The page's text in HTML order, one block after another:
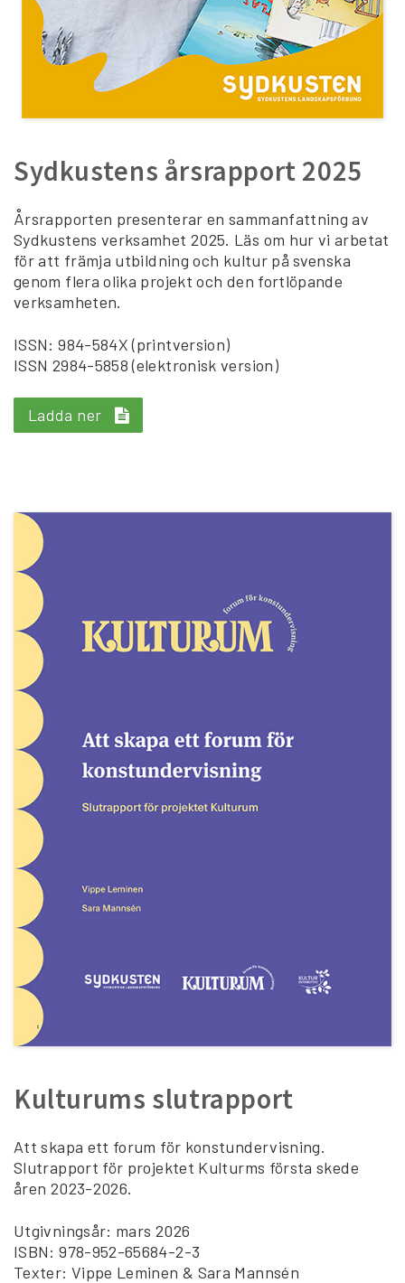
Sydkustens årsrapport 2025
Årsrapporten presenterar en sammanfattning av
Sydkustens verksamhet 2025. Läs om hur vi arbetat
för att främja utbildning och kultur på svenska
genom flera olika projekt och den fortlöpande
verksamheten.
ISSN: 984-584X (printversion)
ISSN 2984-5858 (elektronisk version)
Ladda ner
Kulturums slutrapport
Att skapa ett forum för konstundervisning.
Slutrapport för projektet Kulturms första skede
åren 2023-2026.
Utgivningsår: mars 2026
ISBN: 978-952-65684-2-3
Texter: Vippe Leminen & Sara Mannsén